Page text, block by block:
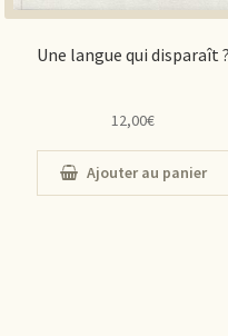
Une langue qui disparaît
12,00€
Ajouter au panier